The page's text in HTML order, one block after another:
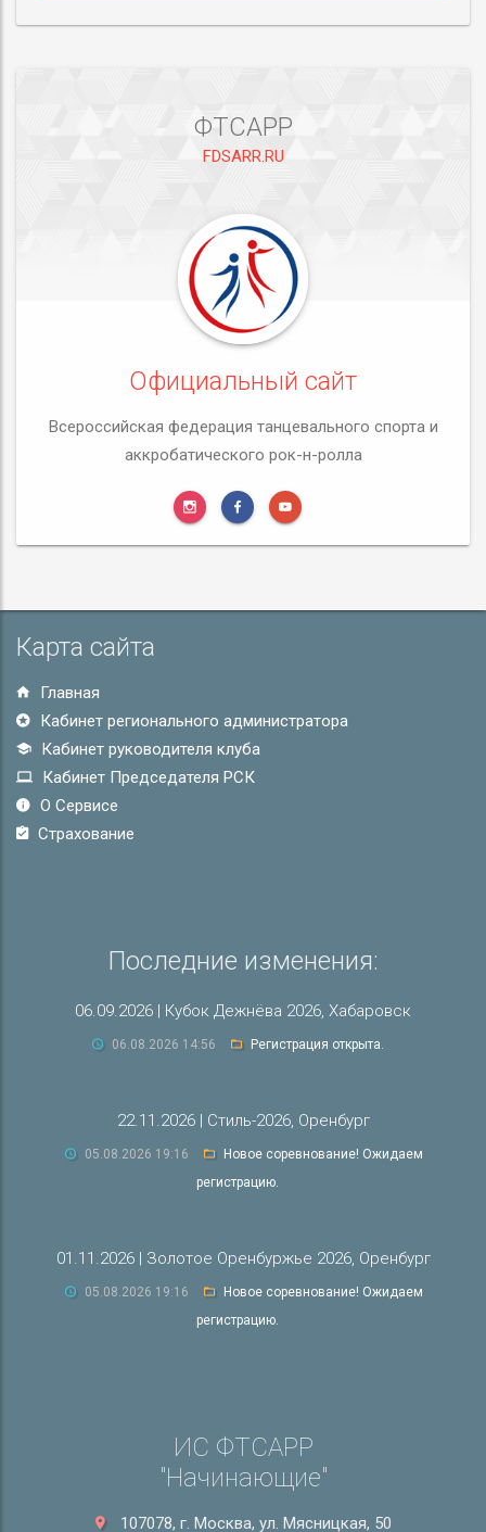
ФТСАРР
FDSARR.RU
Официальный сайт
Всероссийская федерация танцевального спорта и
аккробатического рок-н-ролла
Карта сайта
Главная
Кабинет регионального администратора
Кабинет руководителя клуба
Кабинет Председателя РСК
О Сервисе
Страхование
Последние изменения:
06.09.2026 | Кубок Дежнёва 2026, Хабаровск
06.08.2026 14:56 Регистрация открыта.
22.11.2026 | Стиль-2026, Оренбург
05.08.2026 19:16
Новое соревнование! Ожидаем
регистрацию.
01.11.2026 | Золотое Оренбуржье 2026, Оренбург
05.08.2026 19:16
Новое соревнование! Ожидаем
регистрацию.
ИС ФТСАРР
"Начинающие"
107078, г. Москва, ул. Мясницкая, 50